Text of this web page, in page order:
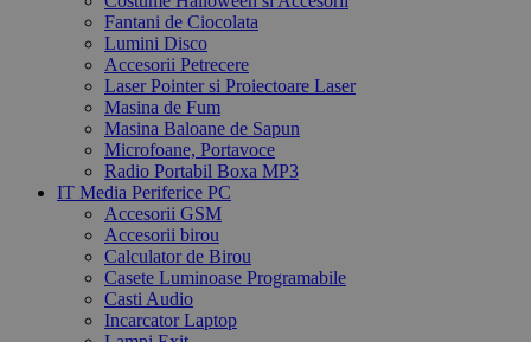
Fantani de Ciocolata
Lumini Disco
Accesorii Petrecere
Laser Pointer si Proiectoare Laser
Masina de Fum
Masina Baloane de Sapun
Microfoane, Portavoce
Radio Portabil Boxa MP3
IT Media Periferice PC
Accesorii GSM
Accesorii birou
Calculator de Birou
Casete Luminoase Programabile
Casti Audio
Incarcator Laptop